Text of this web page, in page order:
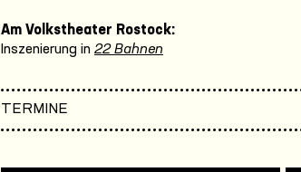
Am Volkstheater Rostock:
Inszenierung in 22 Bahnen
TERMINE